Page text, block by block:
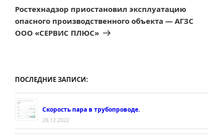
запись
Ростехнадзор приостановил эксплуатацию
опасного производственного объекта — АГЗС
ООО «СЕРВИС ПЛЮС»
ПОСЛЕДНИЕ ЗАПИСИ:
Скорость пара в трубопроводе.
28.12.2022